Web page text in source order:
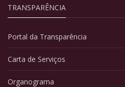
TRANSPARÊNCIA
Portal da Transparência
Carta de Serviços
Organograma